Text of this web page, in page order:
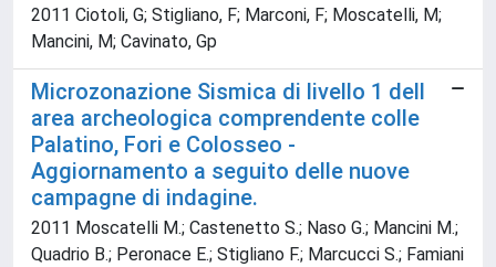
2011 Ciotoli, G; Stigliano, F; Marconi, F; Moscatelli, M;
Mancini, M; Cavinato, Gp
Microzonazione Sismica di livello 1 dell
area archeologica comprendente colle
Palatino, Fori e Colosseo -
Aggiornamento a seguito delle nuove
campagne di indagine.
2011 Moscatelli M.; Castenetto S.; Naso G.; Mancini M.;
Quadrio B.; Peronace E.; Stigliano F.; Marcucci S.; Famiani